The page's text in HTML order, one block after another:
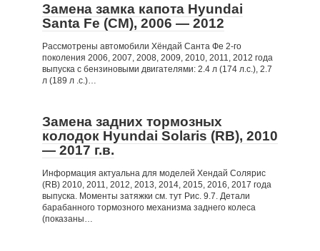
Замена замка капота Hyundai
Santa Fe (CM), 2006 — 2012
Рассмотрены автомобили Хёндай Санта Фе 2-го
поколения 2006, 2007, 2008, 2009, 2010, 2011, 2012 года
выпуска с бензиновыми двигателями: 2.4 л (174 л.с.), 2.7
л (189 л .с.)…
Замена задних тормозных
колодок Hyundai Solaris (RB), 2010
— 2017 г.в.
Информация актуальна для моделей Хендай Солярис
(RB) 2010, 2011, 2012, 2013, 2014, 2015, 2016, 2017 года
выпуска. Моменты затяжки см. тут Рис. 9.7. Детали
барабанного тормозного механизма заднего колеса
(показаны…